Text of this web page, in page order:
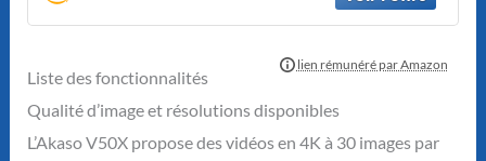
Liste des fonctionnalités
Qualité d’image et résolutions disponibles
L’Akaso V50X propose des vidéos en 4K à 30 images par